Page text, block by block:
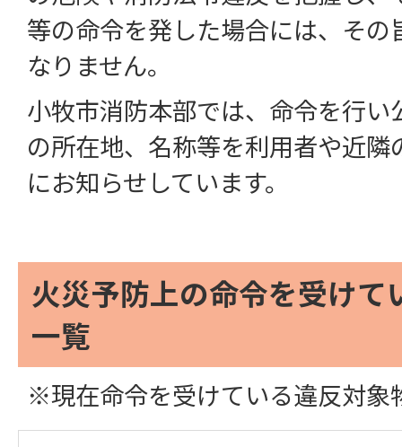
等の命令を発した場合には、そ
なりません。
小牧市消防本部では、命令を行い
の所在地、名称等を利用者や近
にお知らせしています。
火災予防上の命令を受けて
一覧
※現在命令を受けている違反対象